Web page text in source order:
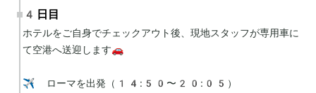
4日目
ホテルをご自身でチェックアウト後、現地スタッフが専用車に
て空港へ送迎します🚗
✈️ ローマを出発（14:50〜20:05）